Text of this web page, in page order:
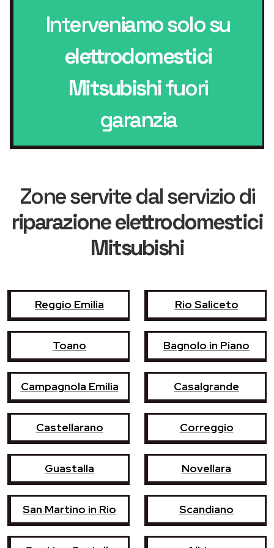
Interveniamo solo su
elettrodomestici
Mitsubishifuori
garanzia
Zone servite dal servizio di
riparazione elettrodomestici
Mitsubishi
Reggio Emilia Rio Saliceto
Toano Bagnolo in Piano
Campagnola Emilia Casalgrande
Castellarano Correggio
Guastalla Novellara
San Martino in Rio Scandiano